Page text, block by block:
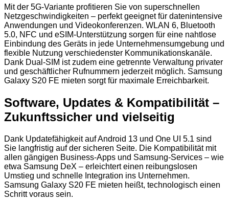
Mit der 5G-Variante profitieren Sie von superschnellen
Netzgeschwindigkeiten – perfekt geeignet für datenintensive
Anwendungen und Videokonferenzen. WLAN 6, Bluetooth
5.0, NFC und eSIM-Unterstützung sorgen für eine nahtlose
Einbindung des Geräts in jede Unternehmensumgebung und
flexible Nutzung verschiedenster Kommunikationskanäle.
Dank Dual-SIM ist zudem eine getrennte Verwaltung privater
und geschäftlicher Rufnummern jederzeit möglich. Samsung
Galaxy S20 FE mieten sorgt für maximale Erreichbarkeit.
Software, Updates & Kompatibilität –
Zukunftssicher und vielseitig
Dank Updatefähigkeit auf Android 13 und One UI 5.1 sind
Sie langfristig auf der sicheren Seite. Die Kompatibilität mit
allen gängigen Business-Apps und Samsung-Services – wie
etwa Samsung DeX – erleichtert einen reibungslosen
Umstieg und schnelle Integration ins Unternehmen.
Samsung Galaxy S20 FE mieten heißt, technologisch einen
Schritt voraus sein.